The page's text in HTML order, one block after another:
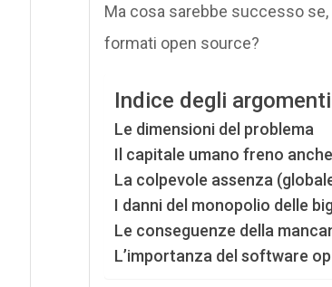
Ma cosa sarebbe successo
formati open source?
Indice degli argomenti
Le dimensioni del problema
Il capitale umano freno
La colpevole assenza
I danni del monopolio delle
Le conseguenze della
L’importanza del software